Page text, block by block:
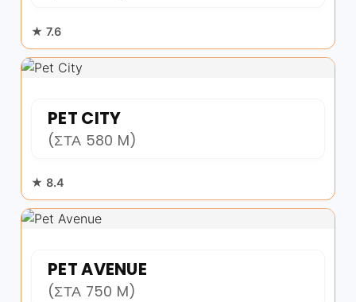
★ 7.6
PET CITY
(ΣΤΑ 580 M)
★ 8.4
PET AVENUE
(ΣΤΑ 750 M)